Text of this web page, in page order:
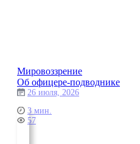
Мировоззрение
Об офицере-подводнике
26 июля, 2026
3 мин.
57